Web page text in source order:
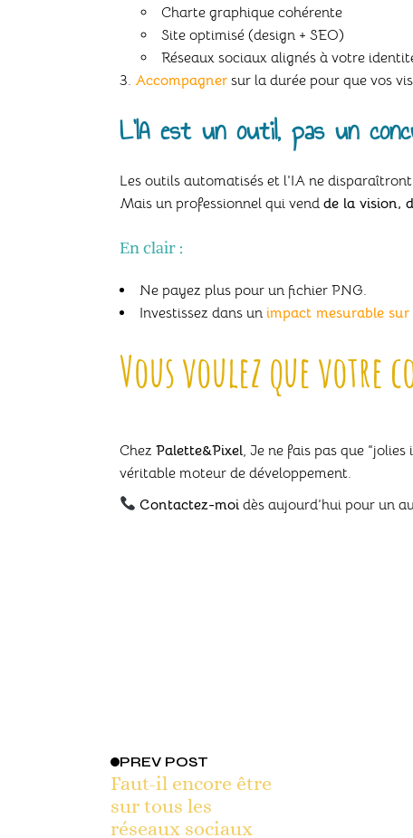
Charte graphique cohérente
Site optimisé (design + SEO)
Réseaux sociaux alignés à votre
Accompagner sur la durée pour que vos
L’IA est un outil, pas un
Les outils automatisés et l’IA ne
Mais un professionnel qui vend de la vision,
En clair :
Ne payez plus pour un fichier PNG.
Investissez dans un impact mesurable
Vous voulez que
Chez Palette&Pixel, Je ne fais pas que
véritable moteur de développement.
Contactez-moi dès aujourd’hui pour un
PREV POST
Faut-il encore être
sur tous les
réseaux sociaux